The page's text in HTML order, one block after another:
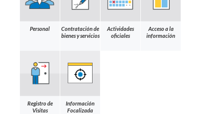
Personal
Contratación de
bienes y servicios
Actividades
oficiales
Acceso a la
información
Registro de
Visitas
Información
Focalizada